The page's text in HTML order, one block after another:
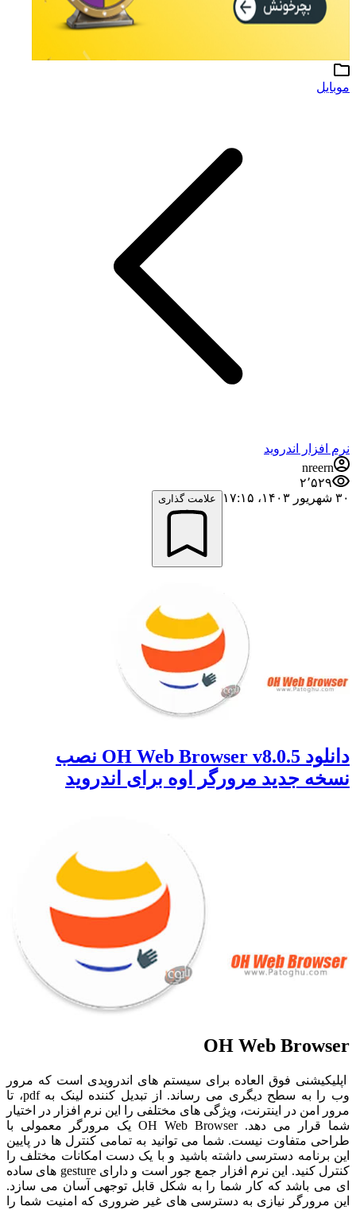
موبایل
نرم افزار اندروید
nreern
۲٬۵۲۹
۳۰ شهریور ۱۴۰۳،‏ ۱۷:۱۵
علامت گذاری
دانلود OH Web Browser v8.0.5 نصب
نسخه جدید مرورگر اوه برای اندروید
OH Web Browser
اپلیکیشنی فوق العاده برای سیستم های اندرویدی است که مرور
وب را به سطح دیگری می رساند. از تبدیل کننده لینک به pdf، تا
مرور امن در اینترنت، ویژگی های مختلفی را این نرم افزار در اختیار
شما قرار می دهد. OH Web Browser یک مرورگر معمولی با
طراحی متفاوت نیست. شما می توانید به تمامی کنترل ها در پایین
این برنامه دسترسی داشته باشید و با یک دست امکانات مختلف را
کنترل کنید. این نرم افزار جمع جور است و دارای gesture های ساده
ای می باشد که کار شما را به شکل قابل توجهی آسان می سازد.
این مرورگر نیازی به دسترسی های غیر ضروری که امنیت شما را